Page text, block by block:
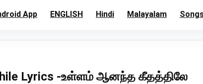
App ENGLISH Hindi Malayalam
Lyrics -உள்ளம் ஆனந்த கீதத்திலே